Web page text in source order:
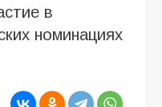
в
номинациях